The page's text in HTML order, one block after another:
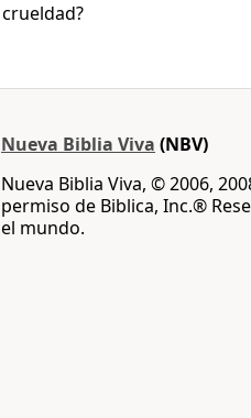
crueldad?
Nueva Biblia Viva (NBV)
Nueva Biblia Viva, © 2006,
permiso de Biblica, Inc.®
el mundo.